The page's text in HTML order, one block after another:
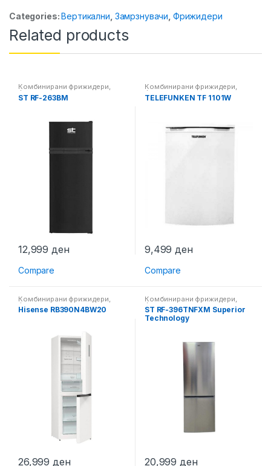
Categories:Вертикални Замрзнувачи Фрижидери
Related products
Комбинирани фрижидери,
Фрижидери
ST RF-263BM
12,999ден
Compare
Комбинирани фрижидери,
Фрижидери
TELEFUNKEN TF 1101W
9,499ден
Compare
Комбинирани фрижидери
Фрижидери
Hisense RB390N4BW20
26,999 ден
Комбинирани фрижидери
Фрижидери
ST RF-396TNFXM Superior
Technology
20,999 ден